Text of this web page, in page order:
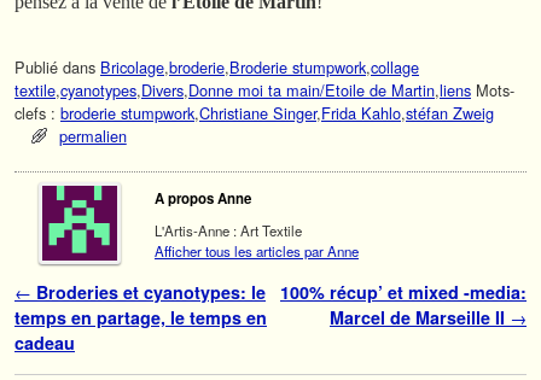
Publié dans Bricolage,broderie,Broderie stumpwork,collage
textile,cyanotypes,Divers,Donne moi ta main/Etoile de Martin,liens Mots-
clefs : broderie stumpwork,Christiane Singer,Frida Kahlo,stéfan Zweig
permalien
A propos Anne
L'Artis-Anne : Art Textile
Afficher tous les articles par Anne
Navigation des articles
← Broderies et cyanotypes: le
temps en partage, le temps en
cadeau
100% récup’ et mixed -media:
Marcel de Marseille II →